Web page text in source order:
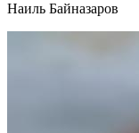
Наиль Байназаров